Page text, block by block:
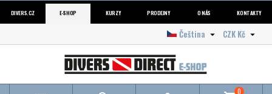
DIVERS.CZ E-SHOP KURZY PRODEJNY O NÁS KONTAKTY
CZK Kč 
Čeština 
0